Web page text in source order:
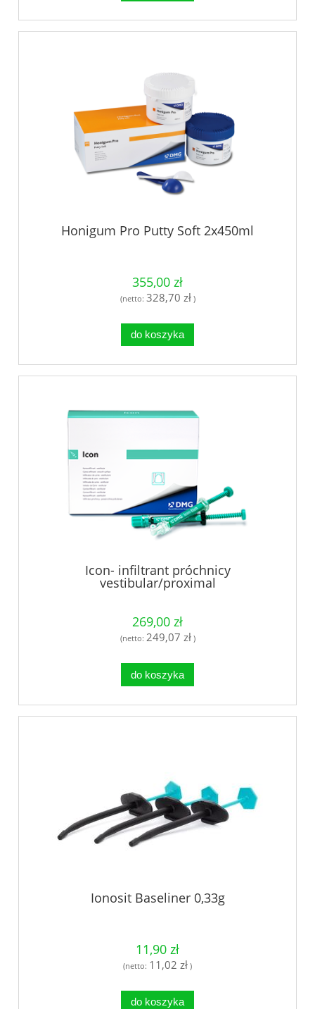
Honigum Pro Putty Soft 2x450ml
355,00 zł
(netto: 328,70 zł)
do koszyka
Icon- infiltrant próchnicy
vestibular/proximal
269,00 zł
(netto: 249,07 zł)
do koszyka
Ionosit Baseliner 0,33g
11,90 zł
(netto: 11,02 zł )
do koszyka